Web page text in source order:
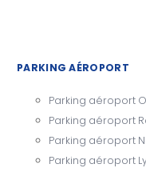
PARKING AÉROPORT
Parking aéroport
Parking aéroport
Parking aéroport
Parking aéroport